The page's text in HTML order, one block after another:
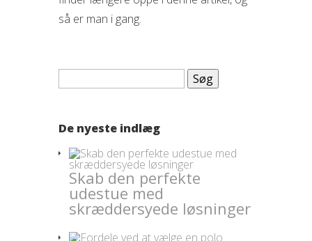
så er man i gang.
Søg
De nyeste indlæg
Skab den perfekte
udestue med
skræddersyede løsninger